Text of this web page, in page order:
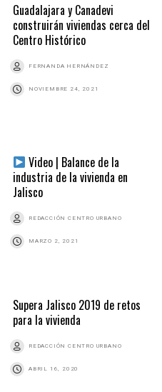
Guadalajara y Canadevi
construirán viviendas cerca del
Centro Histórico
FERNANDA HERNÁNDEZ
NOVIEMBRE 24, 2021
Video | Balance de la
industria de la vivienda en
Jalisco
REDACCIÓN CENTRO URBANO
MARZO 2, 2021
Supera Jalisco 2019 de retos
para la vivienda
REDACCIÓN CENTRO URBANO
ABRIL 16, 2020